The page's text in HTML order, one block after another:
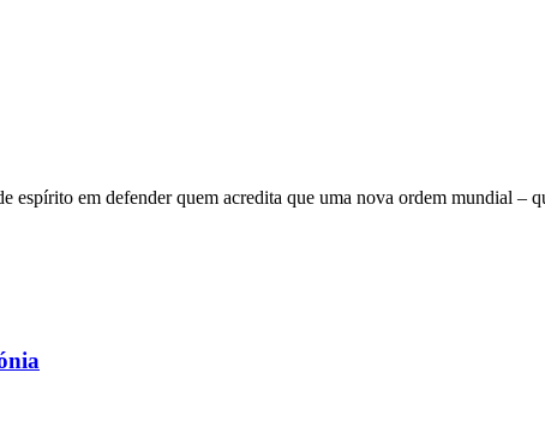
espírito em defender quem acredita que uma nova ordem mundial –